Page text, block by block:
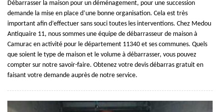
Débarrasser la maison pour un déménagement, pour une succession
demande la mise en place d’une bonne organisation. Cela est très
important afin d’effectuer sans souci toutes les interventions. Chez Medou
Antiquaire 11, nous sommes une équipe de débarrasseur de maison à
Camurac en activité pour le département 11340 et ses communes. Quels
que soient le type de maison et le volume à débarrasser, vous pouvez
compter sur notre savoir-faire. Obtenez votre devis débarras gratuit en
faisant votre demande auprès de notre service.